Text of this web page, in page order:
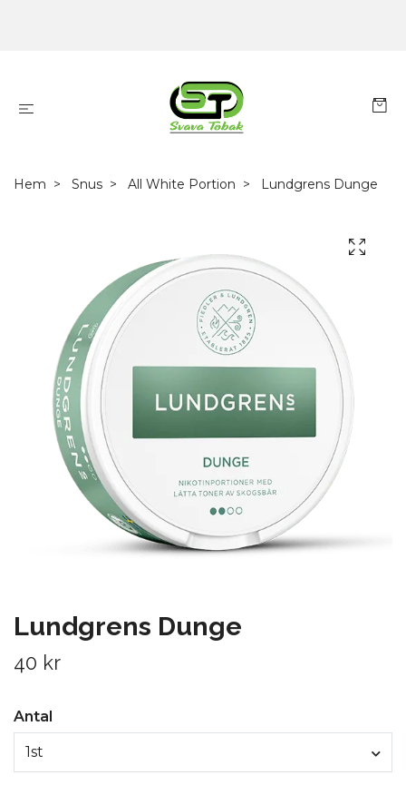
Hem Snus All White Portion Lundgrens Dunge
Lundgrens Dunge
40 kr
Antal
1st